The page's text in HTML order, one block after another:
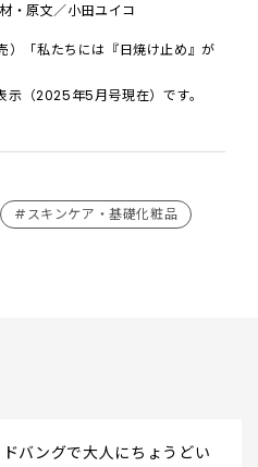
原文／小田ユイコ
「私たちには『日焼け止め』が
（2025年5月号現在）です。
#スキンケア・基礎化粧品
バングで大人にちょうどい